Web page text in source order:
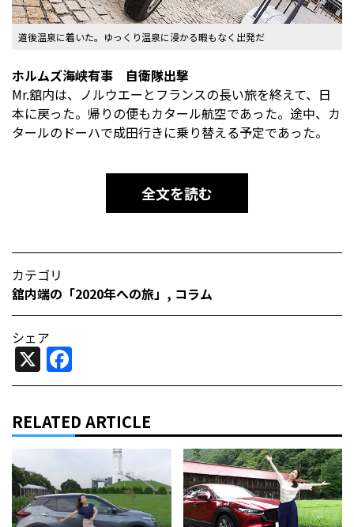
道後温泉に着いた。ゆっくり温泉に浸かる暇もなく出発だ
ホルムズ海峡有事 自衛隊出撃
Mr.舘内は、ノルウエーとフランスの長い旅を終えて、日
本に戻った。帰りの便もカタール航空であった。途中、カ
タールのドーハで成田行きに乗り替える予定であった。
全文を読む
カテゴリ
舘内端の「2020年への旅」 , コラム
シェア
X
RELATED ARTICLE